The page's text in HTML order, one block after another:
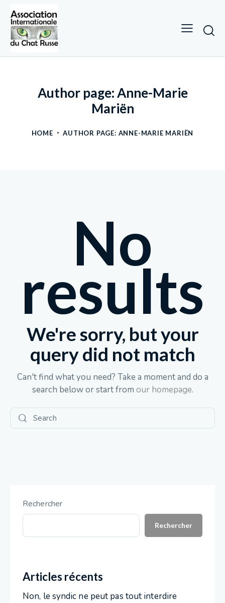
Author page: Anne-Marie
Mariën
HOME AUTHOR PAGE: ANNE-MARIE MARIËN
No
results
We're sorry, but your
query did not match
Can't find what you need? Take a moment and do a
search below or start from our homepage.
Rechercher
Rechercher
Articles récents
Non, le syndic ne peut pas tout interdire